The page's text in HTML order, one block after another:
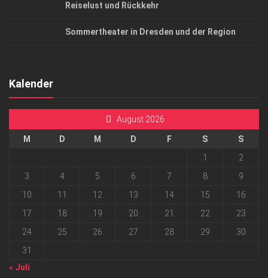
Reiselust und Rückkehr
Sommertheater in Dresden und der Region
Kalender
August 2026
M D M D F S
S
1
2
3
4 5 6 7 8
9
10
11 12 13 14 15
16
17
18 19 20 21 22
23
24
25 26 27 28 29
30
31
« Juli